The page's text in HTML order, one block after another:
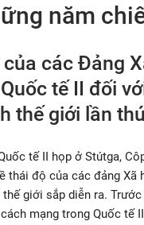
năm
của các Đảng
tế II đối
thế giới lần
tế II họp ở Stútga,
thái độ của các đảng Xã
giới sắp diễn ra.
mạng trong Quốc tế